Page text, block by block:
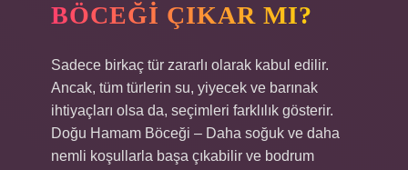
BÖCEĞI ÇIKAR MI?
Sadece birkaç tür zararlı olarak kabul edilir.
Ancak, tüm türlerin su, yiyecek ve barınak
ihtiyaçları olsa da, seçimleri farklılık gösterir.
Doğu Hamam Böceği – Daha soğuk ve daha
nemli koşullarla başa çıkabilir ve bodrum